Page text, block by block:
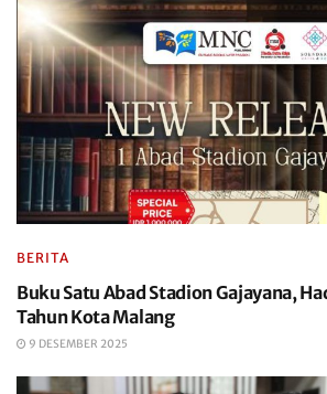
BERITA
Buku Satu Abad Stadion Gajayana,
Tahun Kota Malang
9 DESEMBER 2025